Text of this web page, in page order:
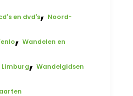
en dvd's, Noord-
,Wandelen en
Limburg,Wandelgidsen